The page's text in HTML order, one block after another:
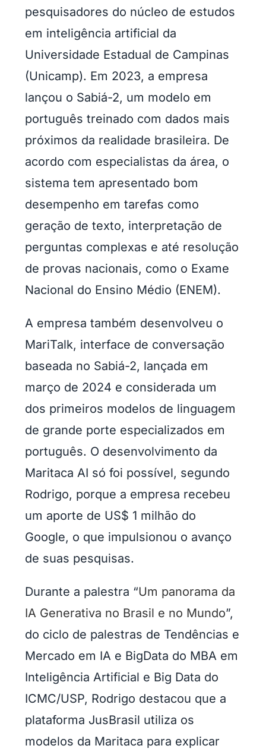
pesquisadores do núcleo de estudos
em inteligência artificial da
Universidade Estadual de Campinas
(Unicamp). Em 2023, a empresa
lançou o Sabiá-2, um modelo em
português treinado com dados mais
próximos da realidade brasileira. De
acordo com especialistas da área, o
sistema tem apresentado bom
desempenho em tarefas como
geração de texto, interpretação de
perguntas complexas e até resolução
de provas nacionais, como o Exame
Nacional do Ensino Médio (ENEM).
A empresa também desenvolveu o
MariTalk, interface de conversação
baseada no Sabiá-2, lançada em
março de 2024 e considerada um
dos primeiros modelos de linguagem
de grande porte especializados em
português. O desenvolvimento da
Maritaca AI só foi possível, segundo
Rodrigo, porque a empresa recebeu
um aporte de US$ 1 milhão do
Google, o que impulsionou o avanço
de suas pesquisas.
Durante a palestra “Um panorama da
IA Generativa no Brasil e no Mundo”,
do ciclo de palestras de Tendências e
Mercado em IA e BigData do MBA em
Inteligência Artificial e Big Data do
ICMC/USP, Rodrigo destacou que a
plataforma JusBrasil utiliza os
modelos da Maritaca para explicar